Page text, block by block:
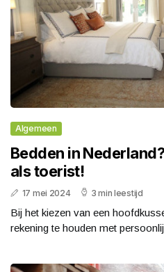
Algemeen
Bedden in
als toerist!
17 mei 2024 3 min leestijd
Bij het kiezen van een
rekening te houden met